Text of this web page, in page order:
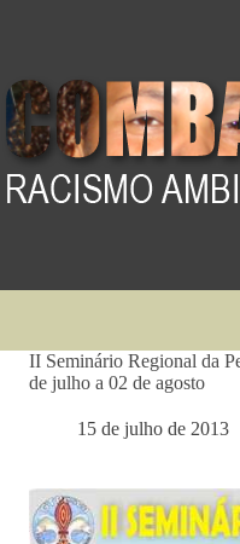
II Seminário Regional da
de julho a 02 de agosto
15 de julho de 2013